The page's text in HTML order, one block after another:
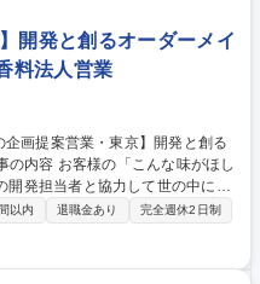
例えば、5秒の削減が大量製造
で、成果が見えやすく、自身の成
開発と創るオーダーメイ
料法人営業
開発担当者と協力して世の中にな
、提案していく企画営業です。
工メーカー等に対し、業務用た
味のコンセプト設計から商品化ま
以内 退職金あり
完全週休2日制